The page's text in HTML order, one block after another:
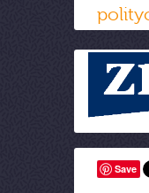
Save